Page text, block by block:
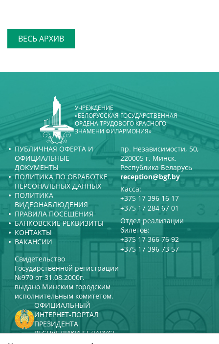
ВЕСЬ АРХИВ
УЧРЕЖДЕНИЕ
«БЕЛОРУССКАЯ ГОСУДАРСТВЕННАЯ
ОРДЕНА ТРУДОВОГО КРАСНОГО
ЗНАМЕНИ ФИЛАРМОНИЯ»
ПУБЛИЧНАЯ ОФЕРТА И
ОФИЦИАЛЬНЫЕ
ДОКУМЕНТЫ
ПОЛИТИКА ПО ОБРАБОТКЕ
ПЕРСОНАЛЬНЫХ ДАННЫХ
ПОЛИТИКА
ВИДЕОНАБЛЮДЕНИЯ
ПРАВИЛА ПОСЕЩЕНИЯ
БАНКОВСКИЕ РЕКВИЗИТЫ
КОНТАКТЫ
ВАКАНСИИ
пр. Независимости, 50,
220005 г. Минск,
Республика Беларусь
reception@bgf.by
Касса:
+375 17 396 16 17
+375 17 284 67 01
Отдел реализации
билетов:
+375 17 366 76 92
+375 17 396 73 57
Свидетельство
Государственной регистрации
№970 от 31.08.2000г.
выдано Минским городским
исполнительным комитетом.
ОФИЦИАЛЬНЫЙ
ИНТЕРНЕТ-ПОРТАЛ
ПРЕЗИДЕНТА
РЕСПУБЛИКИ БЕЛАРУСЬ